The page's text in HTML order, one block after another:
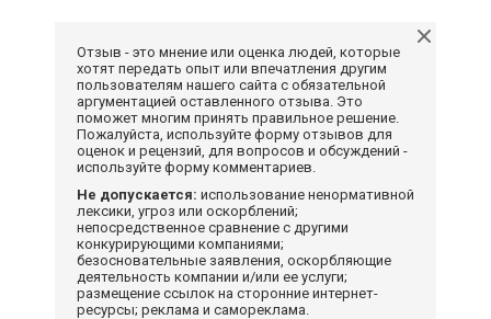
Отзыв - это мнение или оценка людей, которые
хотят передать опыт или впечатления другим
пользователям нашего сайта с обязательной
аргументацией оставленного отзыва. Это
поможет многим принять правильное решение.
Пожалуйста, используйте форму отзывов для
оценок и рецензий, для вопросов и обсуждений -
используйте форму комментариев.
Не допускается: использование ненормативной
лексики, угроз или оскорблений;
непосредственное сравнение с другими
конкурирующими компаниями;
безосновательные заявления, оскорбляющие
деятельность компании и/или ее услуги;
размещение ссылок на сторонние интернет-
ресурсы; реклама и самореклама.